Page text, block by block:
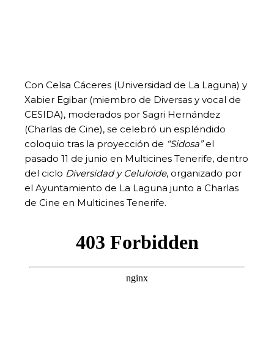
Con Celsa Cáceres (Universidad de La Laguna) y
Xabier Egibar (miembro de Diversas y vocal de
CESIDA), moderados por Sagri Hernández
(Charlas de Cine), se celebró un espléndido
coloquio tras la proyección de “Sidosa”el
pasado 11 de junio en Multicines Tenerife, dentro
del ciclo Diversidad y Celuloide, organizado por
el Ayuntamiento de La Laguna junto a Charlas
de Cine en Multicines Tenerife.